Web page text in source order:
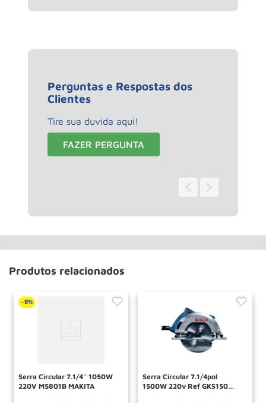
Perguntas e Respostas dos
Clientes
Tire sua duvida aqui!
FAZER PERGUNTA
Produtos relacionados
-8%
Serra Circular 7.1/4'' 1050W
220V M5801B MAKITA
Serra Circular 7.1/4pol
1500W 220v Ref GKS150